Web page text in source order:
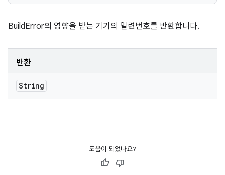
BuildError의 영향을 받는 기기의 일련번호를 반환합니다.
반환
String
도움이 되었나요?